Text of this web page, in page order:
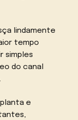
lindamente
tempo
simples
do canal
e